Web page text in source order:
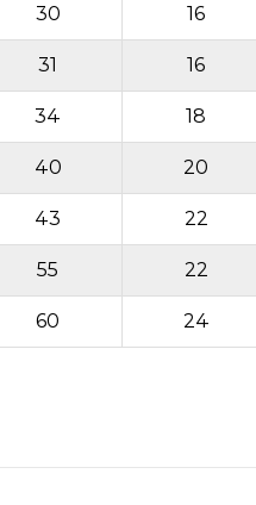
16
30
16
31
18
34
20
40
22
43
22
55
24
60